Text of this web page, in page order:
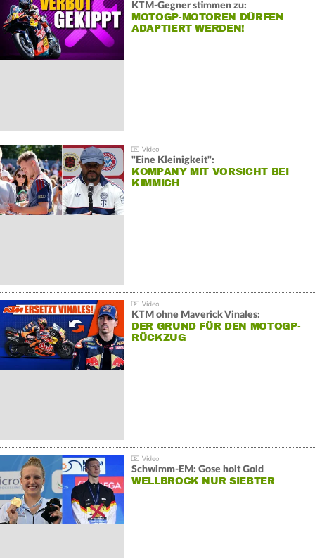
KTM-Gegner stimmen zu:
MOTOGP-MOTOREN DÜRFEN
ADAPTIERT WERDEN!
"Eine Kleinigkeit":
KOMPANY MIT VORSICHT BEI
KIMMICH
KTM ohne Maverick Vinales:
DER GRUND FÜR DEN MOTOGP-
RÜCKZUG
Schwimm-EM: Gose holt Gold
WELLBROCK NUR SIEBTER